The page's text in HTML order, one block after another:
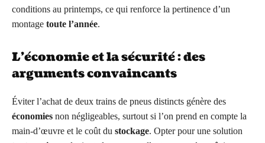
conditions au printemps, ce qui renforce la pertinence d’un
montage toute l’année.
L’économie et la sécurité : des
arguments convaincants
Éviter l’achat de deux trains de pneus distincts génère des
économies non négligeables, surtout si l’on prend en compte la
main-d’œuvre et le coût du stockage. Opter pour une solution